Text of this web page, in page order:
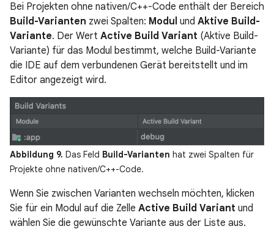
Bei Projekten ohne nativen/C++-Code enthält der Bereich
Build-Varianten zwei Spalten: Modul und Aktive Build-
Variante. Der Wert Active Build Variant (Aktive Build-
Variante) für das Modul bestimmt, welche Build-Variante
die IDE auf dem verbundenen Gerät bereitstellt und im
Editor angezeigt wird.
Abbildung 9. Das Feld Build-Varianten hat zwei Spalten für
Projekte ohne nativen/C++-Code.
Wenn Sie zwischen Varianten wechseln möchten, klicken
Sie für ein Modul auf die Zelle Active Build Variant und
wählen Sie die gewünschte Variante aus der Liste aus.